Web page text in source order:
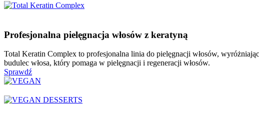
Profesjonalna pielęgnacja włosów z keratyną
Total Keratin Complex to profesjonalna linia do pielęgnacji włosów,
budulec włosa, który pomaga w pielęgnacji i regeneracji włosów.
Sprawdź